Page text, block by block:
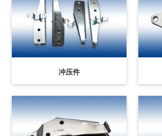
冲压件